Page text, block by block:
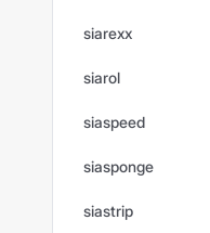
siarexx
siarol
siaspeed
siasponge
siastrip